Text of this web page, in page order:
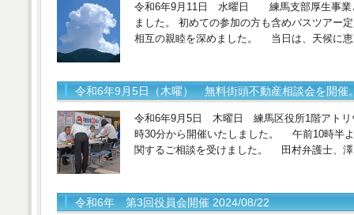
令和6年9月11日 水曜日 練馬支部厚生事業
ました。 初めての参加の方も含めバスツアー
相互の親睦を深めました。 当日は、天候に
令和6年9月5日（木曜） 無料街頭不動産相談会を開催
令和6年9月5日 木曜日 練馬区役所1階アト
時30分から開催いたしました。 午前10時半
関するご相談を受けました。 田村弁護士、
令和6年 第3回役員会開催 2024/08/22